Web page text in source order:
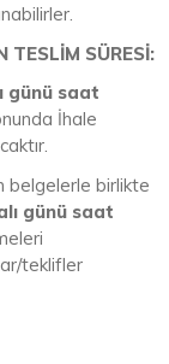
TESLİM SÜRESİ:
günü saat
İhale
belgelerle birlikte
günü saat
teklifler